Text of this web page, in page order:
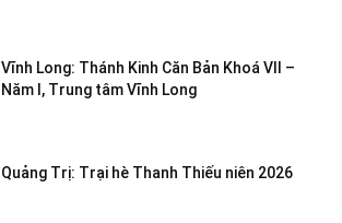
Vĩnh Long: Thánh Kinh Căn Bản Khoá VII –
Năm I, Trung tâm Vĩnh Long
Quảng Trị: Trại hè Thanh Thiếu niên 2026